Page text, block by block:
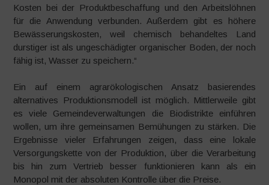
Kosten bei der Produktbeschaffung und den Arbeitslöhnen
für die Anwendung verbunden. Außerdem gibt es höhere
Bewässerungskosten, weil chemisch behandeltes Land
durstiger ist als ungeschädigter organischer Boden, der noch
fähig ist, Wasser zu speichern.“
Ein auf einem agrarökologischen Ansatz basierendes
alternatives Produktionsmodell ist möglich. Mittlerweile gibt
es viele Gemeindeverwaltungen die Biodistrikte einführen
wollen, um ihre gemeinsamen Bemühungen zu stärken. Die
Ergebnisse vieler Erfahrungen zeigen, dass eine lokale
Versorgungskette von der Produktion, über die Verarbeitung
bis hin zum Vertrieb besser funktionieren kann als ein
Monopol mit der absoluten Kontrolle über die Preise.